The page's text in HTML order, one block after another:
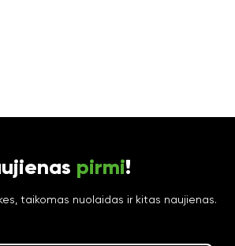
pirmi!
taikomas nuolaidas ir kitas naujienas.